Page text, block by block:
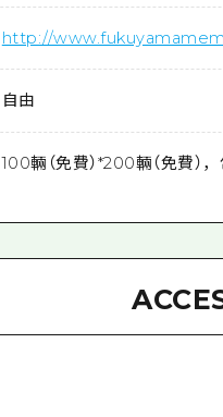
http://
自由
100輛（免費）*200輛（免費）